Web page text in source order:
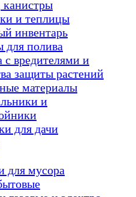
канистры
и теплицы
инвентарь
для полива
с вредителями и
защиты растений
материалы
и
для дачи
мусора